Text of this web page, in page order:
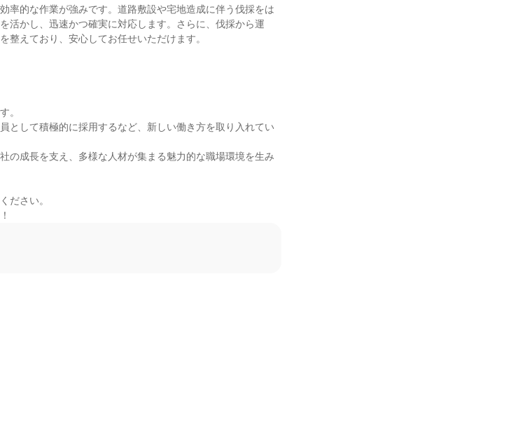
率的な作業が強みです。道路敷設や宅地造成に伴う伐採をは
活かし、迅速かつ確実に対応します。さらに、伐採から運
整えており、安心してお任せいただけます。
。
として積極的に採用するなど、新しい働き方を取り入れてい
の成長を支え、多様な人材が集まる魅力的な職場環境を生み
ださい。